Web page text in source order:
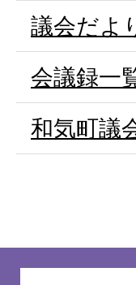
議会だよ
会議録一
和気町議